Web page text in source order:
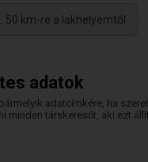
50 km-re a lakhelyemtől
adatok
adatcímkére, ha
minden társkeresőt, aki ezt